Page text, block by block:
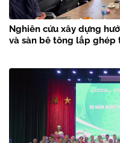
Nghiên cứu xây dựng
và sàn bê tông lắp ghép